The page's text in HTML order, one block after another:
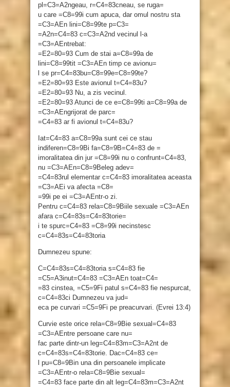
pl=C3=A2ngeau, r=C4=83cneau, se ruga=
u care =C8=99i cum apuca, dar omul nostru sta
=C3=AEn lini=C8=99te p=C3=
=A2n=C4=83 c=C3=A2nd vecinul l-a
=C3=AEntrebat:
=E2=80=93 Cum de stai a=C8=99a de
lini=C8=99tit =C3=AEn timp ce avionu=
l se pr=C4=83bu=C8=99e=C8=99te?
=E2=80=93 Este avionul t=C4=83u?
=E2=80=93 Nu, a zis vecinul.
=E2=80=93 Atunci de ce e=C8=99ti a=C8=99a de
=C3=AEngrijorat de parc=
=C4=83 ar fi avionul t=C4=83u?
Iat=C4=83 a=C8=99a sunt cei ce stau
indiferen=C8=9Bi fa=C8=9B=C4=83 de =
imoralitatea din jur =C8=99i nu o confrunt=C4=83,
nu =C3=AEn=C8=9Beleg adev=
=C4=83rul elementar c=C4=83 imoralitatea aceasta
=C3=AEi va afecta =C8=
=99i pe ei =C3=AEntr-o zi.
Pentru c=C4=83 rela=C8=9Biile sexuale =C3=AEn
afara c=C4=83s=C4=83torie=
i te spurc=C4=83 =C8=99i necinstesc
c=C4=83s=C4=83toria
Dumnezeu spune:
C=C4=83s=C4=83toria s=C4=83 fie
=C5=A3inut=C4=83 =C3=AEn toat=C4=
=83 cinstea, =C5=9Fi patul s=C4=83 fie nespurcat,
c=C4=83ci Dumnezeu va jud=
eca pe curvari =C5=9Fi pe preacurvari. (Evrei 13:4)
Curvie este orice rela=C8=9Bie sexual=C4=83
=C3=AEntre persoane care nu=
fac parte dintr-un leg=C4=83m=C3=A2nt de
c=C4=83s=C4=83torie. Dac=C4=83 ce=
l pu=C8=9Bin una din persoanele implicate
=C3=AEntr-o rela=C8=9Bie sexual=
=C4=83 face parte din alt leg=C4=83m=C3=A2nt